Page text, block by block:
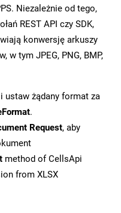
Niezależnie od tego,
REST API czy SDK,
konwersję arkuszy
w tym JPEG, PNG, BMP,
i ustaw żądany format za
.
Request, aby
method of CellsApi
from XLSX